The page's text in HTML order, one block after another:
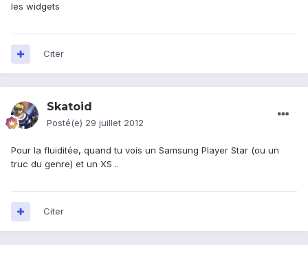
les widgets
Citer
Skatoid
Posté(e) 29 juillet 2012
Pour la fluiditée, quand tu vois un Samsung Player Star (ou un
truc du genre) et un XS ..
Citer